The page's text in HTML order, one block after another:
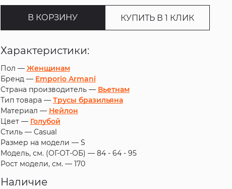
В КОРЗИНУ КУПИТЬ В 1 КЛИК
Характеристики:
Пол — Женщинам
Бренд — Emporio Armani
Страна производитель — Вьетнам
Тип товара — Трусы бразильяна
Материал — Нейлон
Цвет — Голубой
Стиль — Casual
Размер на модели — S
Модель, см. (ОГ-ОТ-ОБ) — 84 - 64 - 95
Рост модели, см. — 170
Наличие